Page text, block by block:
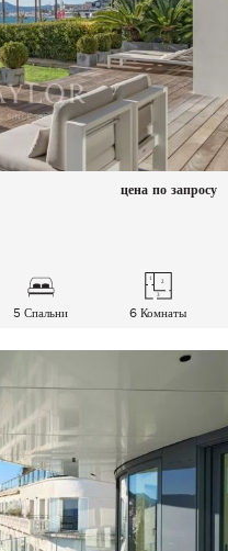
цена по запросу
5 Спальни 6 Комнаты